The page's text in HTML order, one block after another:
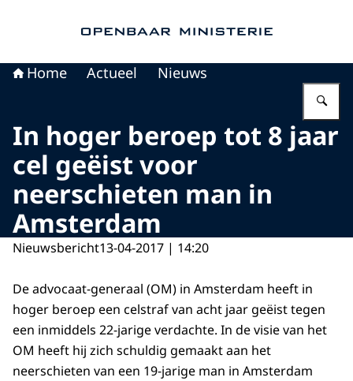
Home Actueel Nieuws
In hoger beroep tot 8 jaar
cel geëist voor
neerschieten man in
Amsterdam
Nieuwsbericht13-04-2017 | 14:20
De advocaat-generaal (OM) in Amsterdam heeft in
hoger beroep een celstraf van acht jaar geëist tegen
een inmiddels 22-jarige verdachte. In de visie van het
OM heeft hij zich schuldig gemaakt aan het
neerschieten van een 19-jarige man in Amsterdam